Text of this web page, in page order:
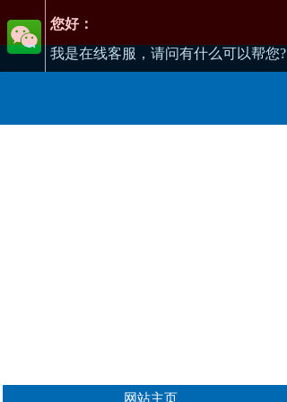
网站主页
您好：
我是在线客服，请问有什么可以帮您?